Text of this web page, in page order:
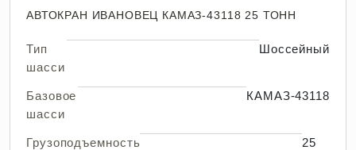
АВТОКРАН ИВАНОВЕЦ КАМАЗ-43118 25 ТОНН
Тип
шасси
Шоссейный
Базовое
шасси
КАМАЗ-43118
Грузоподъемность
25